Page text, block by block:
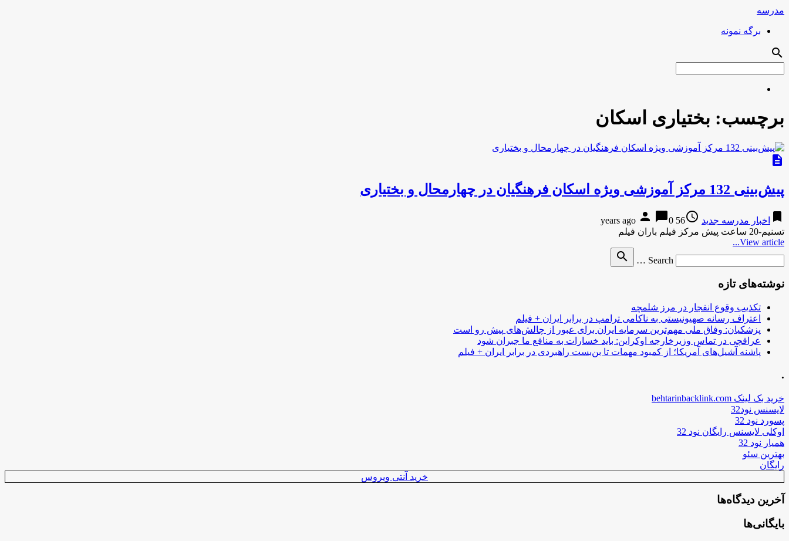
مدرسه
برگه نمونه
search
برچسب: بختیاری اسکان
description
پیش‌بینی 132 مرکز آموزشی ویژه اسکان فرهنگیان در چهارمحال و بختیاری
bookmark اخبار مدرسه جدید access_time
56 years ago
person chat_bubble0
تسنیم-20 ساعت پیش مرکز فیلم باران فیلم
View article...
Search …
search
نوشته‌های تازه
تکذیب وقوع انفجار در مرز شلمچه
اعتراف رسانه صهیونیستی به ناکامی ترامپ در برابر ایران + فیلم
پزشکیان: وفاق ملی مهم‌ترین سرمایه ایران برای عبور از چالش‌های پیش رو است
عراقچی در تماس وزیرخارجه اوکراین: باید خسارات به منافع ما جبران شود
پاشنه آشیل‌های آمریکا؛ از کمبود مهمات تا بن‌بست راهبردی در برابر ایران + فیلم
.
خرید بک لینک behtarinbacklink.com
لایسنس نود32
پسورد نود 32
اوکلی لایسنس رایگان نود 32
همیار نود 32
بهترین سئو
رایگان
خرید آنتی ویروس
آخرین دیدگاه‌ها
بایگانی‌ها